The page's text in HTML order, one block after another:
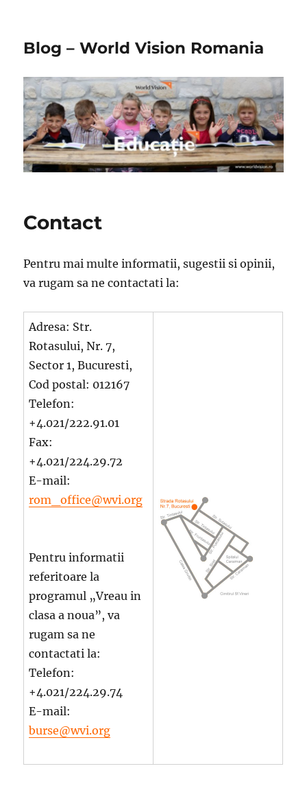
Blog – World Vision Romania
Contact
Pentru mai multe informatii, sugestii si opinii,
va rugam sa ne contactati la:
Adresa: Str.
Rotasului, Nr. 7,
Sector 1, Bucuresti,
Cod postal: 012167
Telefon:
+4.021/222.91.01
Fax:
+4.021/224.29.72
E-mail:
rom_office@wvi.org
Pentru informatii
referitoare la
programul „Vreau in
clasa a noua”, va
rugam sa ne
contactati la:
Telefon:
+4.021/224.29.74
E-mail:
burse@wvi.org